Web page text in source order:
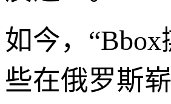
如今，
些在俄罗斯